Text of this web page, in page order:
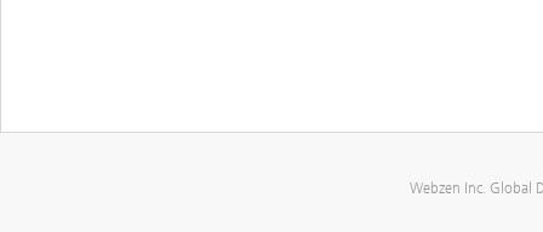
Webzen Inc. Global